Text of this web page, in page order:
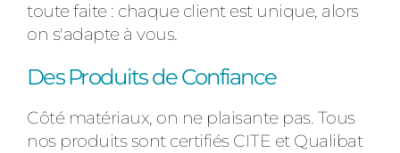
toute faite : chaque client est unique, alors
on s'adapte à vous.
Des Produits de Confiance
Côté matériaux, on ne plaisante pas. Tous
nos produits sont certifiés CITE et Qualibat